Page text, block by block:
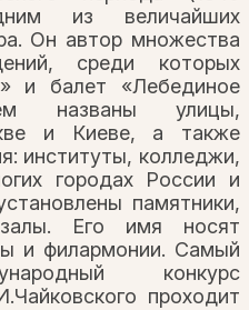
из величайших
Он автор множества
среди которых
и балет «Лебединое
названы улицы,
и Киеве, а также
институты, колледжи,
городах России и
памятники,
Его имя носят
и филармонии. Самый
конкурс
проходит